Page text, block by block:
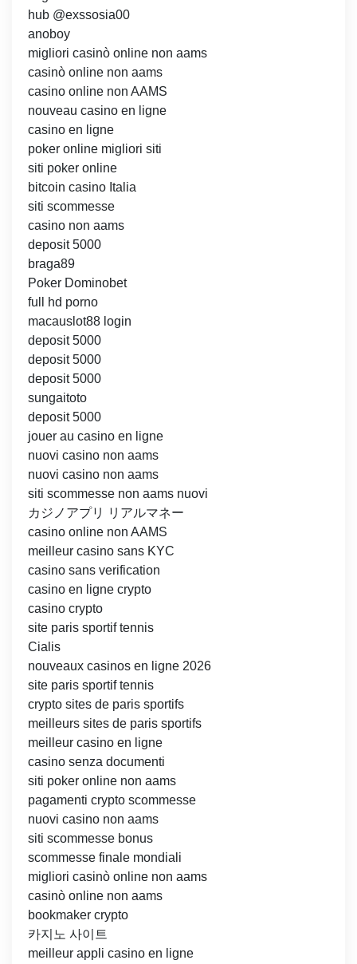
hub @exssosia00
anoboy
migliori casinò online non aams
casinò online non aams
casino online non AAMS
nouveau casino en ligne
casino en ligne
poker online migliori siti
siti poker online
bitcoin casino Italia
siti scommesse
casino non aams
deposit 5000
braga89
Poker Dominobet
full hd porno
macauslot88 login
deposit 5000
deposit 5000
deposit 5000
sungaitoto
deposit 5000
jouer au casino en ligne
nuovi casino non aams
nuovi casino non aams
siti scommesse non aams nuovi
カジノアプリ リアルマネー
casino online non AAMS
meilleur casino sans KYC
casino sans verification
casino en ligne crypto
casino crypto
site paris sportif tennis
Cialis
nouveaux casinos en ligne 2026
site paris sportif tennis
crypto sites de paris sportifs
meilleurs sites de paris sportifs
meilleur casino en ligne
casino senza documenti
siti poker online non aams
pagamenti crypto scommesse
nuovi casino non aams
siti scommesse bonus
scommesse finale mondiali
migliori casinò online non aams
casinò online non aams
bookmaker crypto
카지노 사이트
meilleur appli casino en ligne